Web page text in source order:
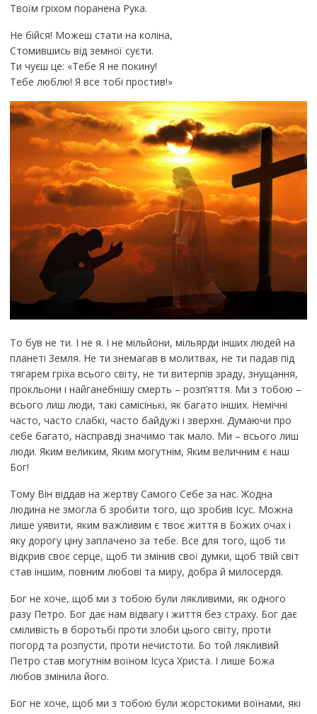
Твоїм гріхом поранена Рука.
Не бійся! Можеш стати на коліна,
Стомившись від земної суєти.
Ти чуєш це: «Тебе Я не покину!
Тебе люблю! Я все тобі простив!»
То був не ти. І не я. І не мільйони, мільярди інших людей на
планеті Земля. Не ти знемагав в молитвах, не ти падав під
тягарем гріха всього світу, не ти витерпів зраду, знущання,
прокльони і найганебнішу смерть – розп’яття. Ми з тобою –
всього лиш люди, такі самісінькі, як багато інших. Немічні
часто, часто слабкі, часто байдужі і зверхні. Думаючи про
себе багато, насправді значимо так мало. Ми – всього лиш
люди. Яким великим, Яким могутнім, Яким величним є наш
Бог!
Тому Він віддав на жертву Самого Себе за нас. Жодна
людина не змогла б зробити того, що зробив Ісус. Можна
лише уявити, яким важливим є твоє життя в Божих очах і
яку дорогу ціну заплачено за тебе. Все для того, щоб ти
відкрив своє серце, щоб ти змінив свої думки, щоб твій світ
став іншим, повним любові та миру, добра й милосердя.
Бог не хоче, щоб ми з тобою були лякливими, як одного
разу Петро. Бог дає нам відвагу і життя без страху. Бог дає
сміливість в боротьбі проти злоби цього світу, проти
погорд та розпусти, проти нечистоти. Бо той лякливий
Петро став могутнім воїном Ісуса Христа. І лише Божа
любов змінила його.
Бог не хоче, щоб ми з тобою були жорстокими воїнами, які